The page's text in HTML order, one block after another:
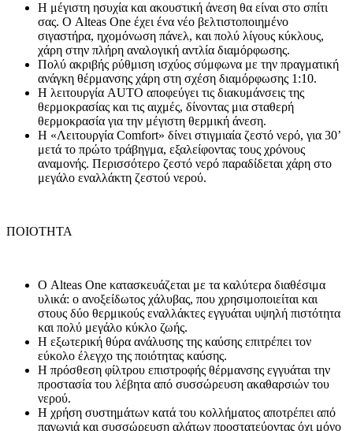
Η μέγιστη ησυχία και ακουστική άνεση θα είναι στο σπίτι
σας. Ο Alteas One έχει ένα νέο βελτιστοποιημένο
σιγαστήρα, ηχομόνωση πάνελ, και πολύ λίγους κύκλους,
χάρη στην πλήρη αναλογική αντλία διαμόρφωσης.
Πολύ ακριβής ρύθμιση ισχύος σύμφωνα με την πραγματική
ανάγκη θέρμανσης χάρη στη σχέση διαμόρφωσης 1:10.
Η λειτουργία AUTO αποφεύγει τις διακυμάνσεις της
θερμοκρασίας και τις αιχμές, δίνοντας μια σταθερή
θερμοκρασία για την μέγιστη θερμική άνεση.
Η «Λειτουργία Comfort» δίνει στιγμιαία ζεστό νερό, για 30’
μετά το πρώτο τράβηγμα, εξαλείφοντας τους χρόνους
αναμονής. Περισσότερο ζεστό νερό παραδίδεται χάρη στο
μεγάλο εναλλάκτη ζεστού νερού.
ΠΟΙΟΤΗΤΑ
Ο Alteas One κατασκευάζεται με τα καλύτερα διαθέσιμα
υλικά: ο ανοξείδωτος χάλυβας, που χρησιμοποιείται και
στους δύο θερμικούς εναλλάκτες εγγυάται υψηλή πιστότητα
και πολύ μεγάλο κύκλο ζωής.
Η εξωτερική θύρα ανάλυσης της καύσης επιτρέπει τον
εύκολο έλεγχο της ποιότητας καύσης.
Η πρόσθεση φίλτρου επιστροφής θέρμανσης εγγυάται την
προστασία του λέβητα από συσσώρευση ακαθαρσιών του
νερού.
Η χρήση συστημάτων κατά του κολλήματος αποτρέπει από
παγωνιά και συσσώρευση αλάτων προστατεύοντας όχι μόνο